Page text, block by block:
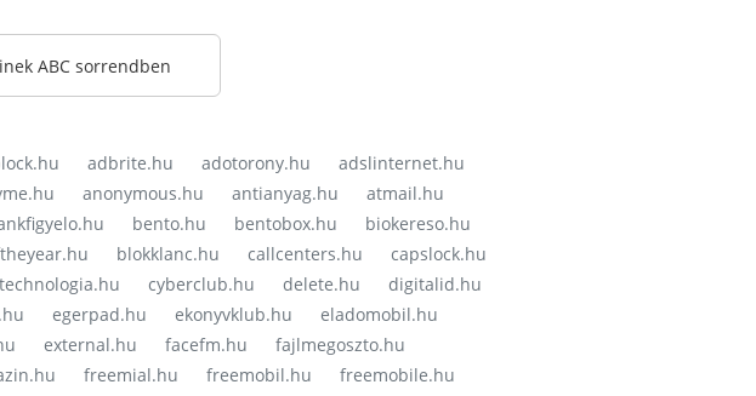
ABC sorrendben
adbrite.hu adotorony.hu
adslinternet.hu
anonymous.hu antianyag.hu
atmail.hu
bento.hu bentobox.hu
biokereso.hu
blokklanc.hu callcenters.hu
capslock.hu
cyberclub.hu delete.hu
digitalid.hu
egerpad.hu ekonyvklub.hu
eladomobil.hu
external.hu facefm.hu
fajlmegoszto.hu
freemial.hu freemobil.hu
freemobile.hu